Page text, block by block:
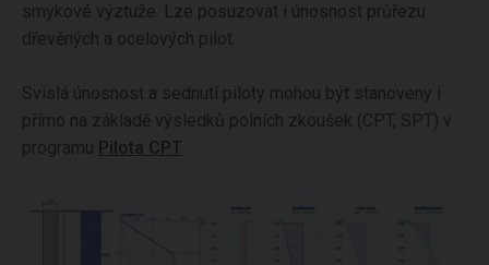
smykové výztuže. Lze posuzovat i únosnost průřezu
dřevěných a ocelových pilot.
Svislá únosnost a sednutí piloty mohou být stanoveny i
přímo na základě výsledků polních zkoušek (CPT, SPT) v
programu Pilota CPT